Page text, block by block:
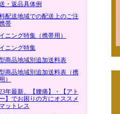
・返品具体例
配送地域での配送上のご注
帯
ニング特集（携帯用）
ニング特集
商品地域別追加送料表
商品地域別追加送料表（携
）
年最新、【腰痛】・【アト
】でお困りの方にオススメ
ットレス